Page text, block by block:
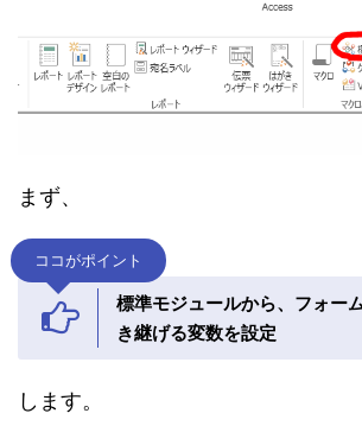
まず、
ココがポイント
標準モジュールから、フォー
き継げる変数を設定
します。